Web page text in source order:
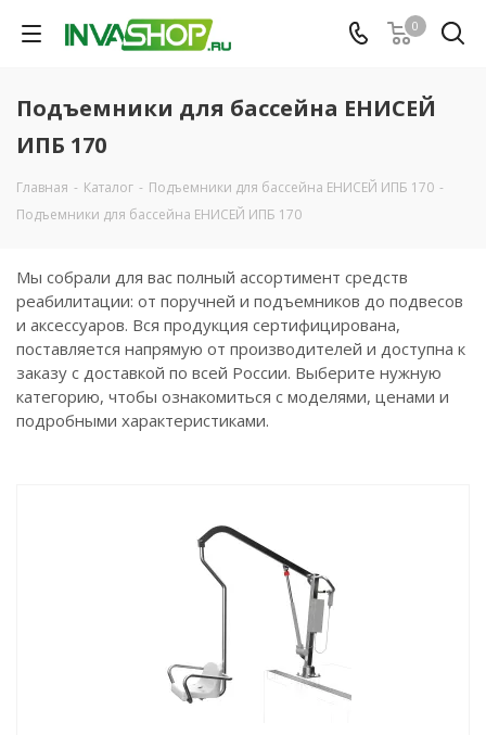
0
Подъемники для бассейна ЕНИСЕЙ
ИПБ 170
Главная - Каталог - Подъемники для бассейна ЕНИСЕЙ ИПБ 170 -
Подъемники для бассейна ЕНИСЕЙ ИПБ 170
Мы собрали для вас полный ассортимент средств
реабилитации: от поручней и подъемников до подвесов
и аксессуаров. Вся продукция сертифицирована,
поставляется напрямую от производителей и доступна к
заказу с доставкой по всей России. Выберите нужную
категорию, чтобы ознакомиться с моделями, ценами и
подробными характеристиками.